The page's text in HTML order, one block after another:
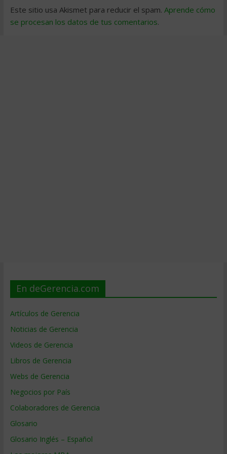
Este sitio usa Akismet para reducir el spam. Aprende cómo
se procesan los datos de tus comentarios.
En deGerencia.com
Artículos de Gerencia
Noticias de Gerencia
Videos de Gerencia
Libros de Gerencia
Webs de Gerencia
Negocios por País
Colaboradores de Gerencia
Glosario
Glosario Inglés – Español